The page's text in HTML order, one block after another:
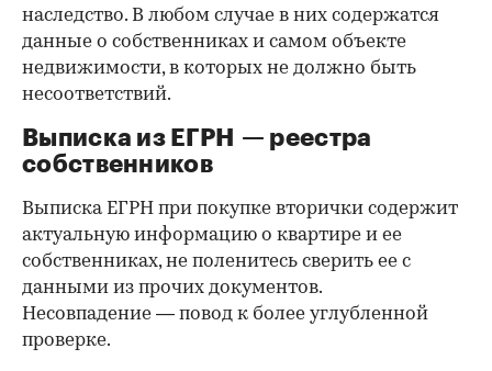
наследство. В любом случае в них содержатся
данные о собственниках и самом объекте
недвижимости, в которых не должно быть
несоответствий.
Выписка из ЕГРН — реестра
собственников
Выписка ЕГРН при покупке вторички содержит
актуальную информацию о квартире и ее
собственниках, не поленитесь сверить ее с
данными из прочих документов.
Несовпадение — повод к более углубленной
проверке.